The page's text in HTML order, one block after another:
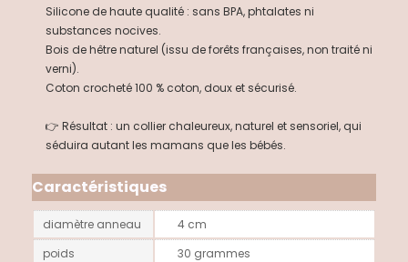
Silicone de haute qualité : sans BPA, phtalates ni
substances nocives.
Bois de hêtre naturel (issu de forêts françaises, non traité ni
verni).
Coton crocheté 100 % coton, doux et sécurisé.
👉 Résultat : un collier chaleureux, naturel et sensoriel, qui
séduira autant les mamans que les bébés.
Caractéristiques
diamètre anneau
4 cm
poids
30 grammes